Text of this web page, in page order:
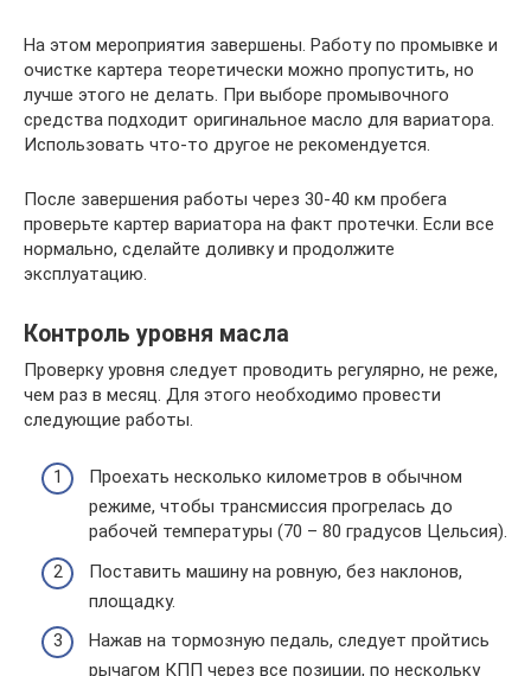
На этом мероприятия завершены. Работу по промывке и
очистке картера теоретически можно пропустить, но
лучше этого не делать. При выборе промывочного
средства подходит оригинальное масло для вариатора.
Использовать что-то другое не рекомендуется.
После завершения работы через 30-40 км пробега
проверьте картер вариатора на факт протечки. Если все
нормально, сделайте доливку и продолжите
эксплуатацию.
Контроль уровня масла
Проверку уровня следует проводить регулярно, не реже,
чем раз в месяц. Для этого необходимо провести
следующие работы.
Проехать несколько километров в обычном
режиме, чтобы трансмиссия прогрелась до
рабочей температуры (70 – 80 градусов Цельсия).
Поставить машину на ровную, без наклонов,
площадку.
Нажав на тормозную педаль, следует пройтись
рычагом КПП через все позиции, по нескольку